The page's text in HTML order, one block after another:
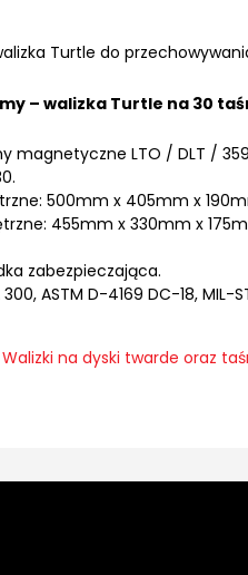
Turtle do
– walizka Turtle na 30
magnetyczne LTO / DLT /
500mm x 405mm x
455mm x 330mm x
zabezpieczająca.
ASTM D-4169 DC-18, MIL-
Walizki na dyski twarde oraz